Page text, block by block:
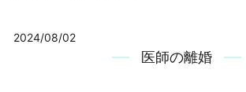
2024/08/02
医師の離婚